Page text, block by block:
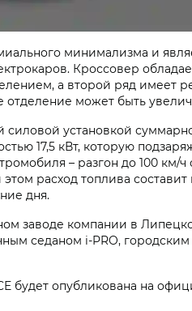
минимализма и
Кроссовер
а второй ряд имеет
может быть
силовой установкой
17,5 кВт, которую
– разгон до 100 км/
этом расход топлива составит
дня.
заводе компании в
седаном i‑PRO,
будет опубликована на